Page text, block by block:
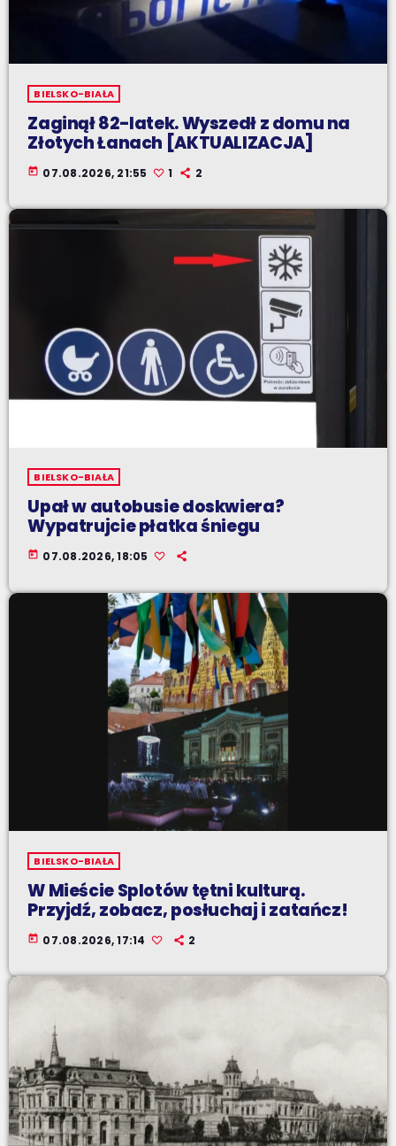
BIELSKO-BIAŁA
Zaginął 82-latek. Wyszedł z domu na
Złotych Łanach [AKTUALIZACJA]
today 07.08.2026, 21:55 1 2
BIELSKO-BIAŁA
Upał w autobusie doskwiera?
Wypatrujcie płatka śniegu
today 07.08.2026, 18:05
BIELSKO-BIAŁA
W Mieście Splotów tętni kulturą.
Przyjdź, zobacz, posłuchaj i zatańcz!
today 07.08.2026, 17:14 2